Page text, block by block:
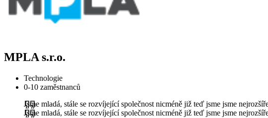
MPLA s.r.o.
Technologie
0-10 zaměstnanců
Jsme mladá, stále se rozvíjející společnost nicméně již teď jsme jsme
Jsme mladá, stále se rozvíjející společnost nicméně již teď jsme jsme